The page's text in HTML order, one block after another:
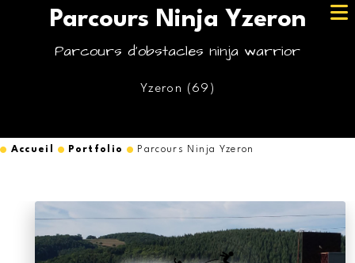
Parcours Ninja Yzeron
Parcours d'obstacles ninja warrior
Yzeron (69)
Accueil Portfolio Parcours Ninja Yzeron